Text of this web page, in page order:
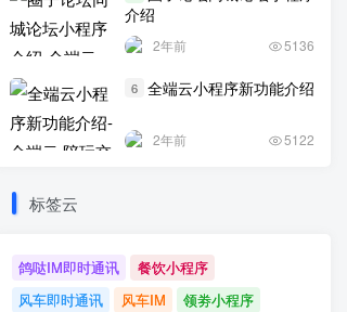
介绍
2年前 5136
6 全端云小程序新功能介绍
2年前 5122
标签云
鸽哒IM即时通讯
餐饮小程序
风车即时通讯
风车IM
领劵小程序